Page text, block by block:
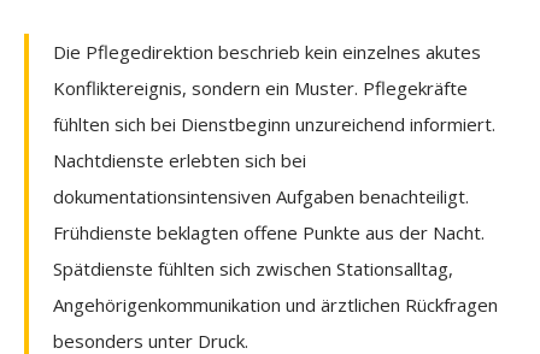
Die Pflegedirektion beschrieb kein einzelnes akutes
Konfliktereignis, sondern ein Muster. Pflegekräfte
fühlten sich bei Dienstbeginn unzureichend informiert.
Nachtdienste erlebten sich bei
dokumentationsintensiven Aufgaben benachteiligt.
Frühdienste beklagten offene Punkte aus der Nacht.
Spätdienste fühlten sich zwischen Stationsalltag,
Angehörigenkommunikation und ärztlichen Rückfragen
besonders unter Druck.